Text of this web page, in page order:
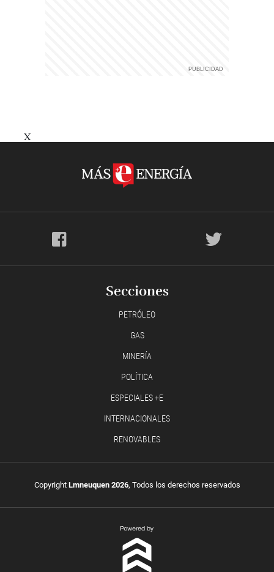
X
Secciones
PETRÓLEO
GAS
MINERÍA
POLÍTICA
ESPECIALES +E
INTERNACIONALES
RENOVABLES
Copyright Lmneuquen 2026, Todos los derechos reservados